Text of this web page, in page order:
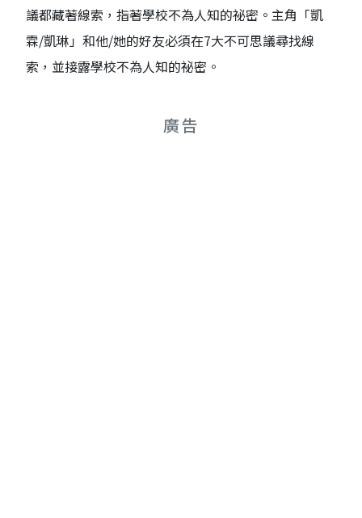
議都藏著線索，指著學校不為人知的祕密。主角「凱
霖/凱琳」和他/她的好友必須在7大不可思議尋找線
索，並接露學校不為人知的祕密。
廣告